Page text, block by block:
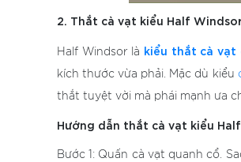
2. Thắt cà vạt kiểu Half
Half Windsor là kiểu thắt cà vạt
kích thước vừa phải. Mặc dù kiểu
thắt tuyệt vời mà phái mạnh ưa
Hướng dẫn thắt cà vạt kiểu
Bước 1: Quấn cà vạt quanh cổ.